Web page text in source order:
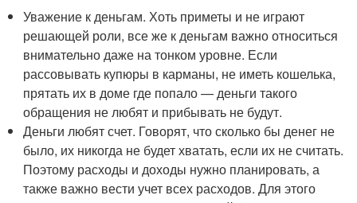
Уважение к деньгам. Хоть приметы и не играют
решающей роли, все же к деньгам важно относиться
внимательно даже на тонком уровне. Если
рассовывать купюры в карманы, не иметь кошелька,
прятать их в доме где попало — деньги такого
обращения не любят и прибывать не будут.
Деньги любят счет. Говорят, что сколько бы денег не
было, их никогда не будет хватать, если их не считать.
Поэтому расходы и доходы нужно планировать, а
также важно вести учет всех расходов. Для этого